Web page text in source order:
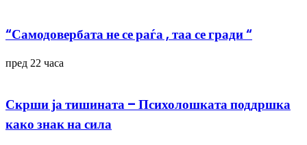
“Самодовербата не се раѓа , таа се гради “
пред 22 часа
Скрши ја тишината – Психолошката поддршка
како знак на сила